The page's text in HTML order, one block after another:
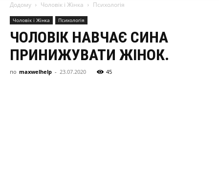
Додому Чоловік і Жінка Психологія
Чоловік і Жінка Психологія
ЧОЛОВІК НАВЧАЄ СИНА
ПРИНИЖУВАТИ ЖІНОК.
по maxwelhelp - 23.07.2020 45